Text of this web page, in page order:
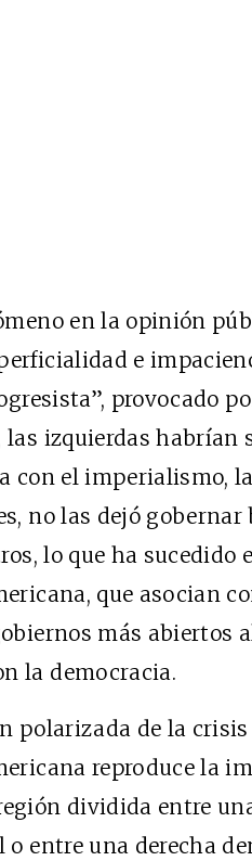
en la opinión
e
provocado
las izquierdas habrían
con el imperialismo,
no las dejó gobernar
lo que ha sucedido
que asocian
más abiertos
la democracia.
polarizada de la
reproduce la
dividida entre
o entre una derecha